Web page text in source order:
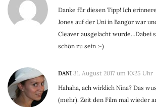
Danke für diesen Tipp! Ich
Jones auf der Uni in Bangor war
Cleaver ausgelacht wurde…Dabei
schön zu sein :-)
DANI 31. August 2017 um 10:25 Uhr
Hahaha, ach wirklich Nina? Das
(mehr). Zeit den Film mal wieder